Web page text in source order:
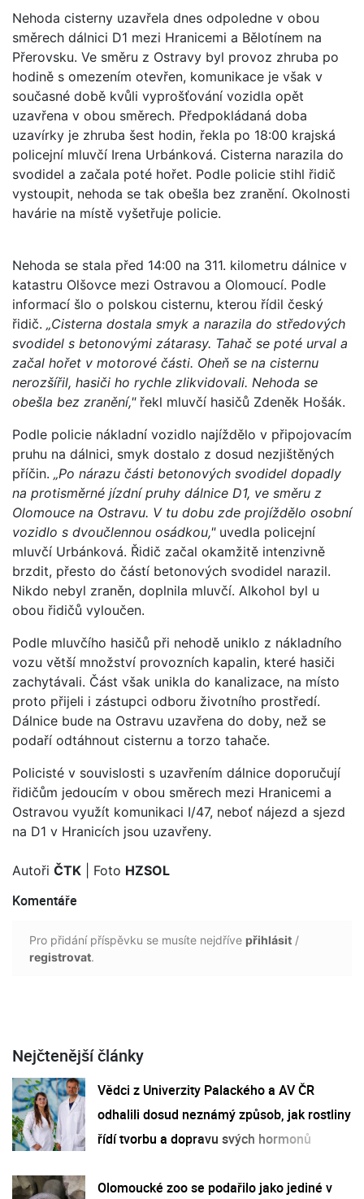
Nehoda cisterny uzavřela dnes odpoledne v obou
směrech dálnici D1 mezi Hranicemi a Bělotínem na
Přerovsku. Ve směru z Ostravy byl provoz zhruba po
hodině s omezením otevřen, komunikace je však v
současné době kvůli vyprošťování vozidla opět
uzavřena v obou směrech. Předpokládaná doba
uzavírky je zhruba šest hodin, řekla po 18:00 krajská
policejní mluvčí Irena Urbánková. Cisterna narazila do
svodidel a začala poté hořet. Podle policie stihl řidič
vystoupit, nehoda se tak obešla bez zranění. Okolnosti
havárie na místě vyšetřuje policie.
Nehoda se stala před 14:00 na 311. kilometru dálnice v
katastru Olšovce mezi Ostravou a Olomoucí. Podle
informací šlo o polskou cisternu, kterou řídil český
řidič. „Cisterna dostala smyk a narazila do středových
svodidel s betonovými zátarasy. Tahač se poté urval a
začal hořet v motorové části. Oheň se na cisternu
nerozšířil, hasiči ho rychle zlikvidovali. Nehoda se
obešla bez zranění,"řekl mluvčí hasičů Zdeněk Hošák.
Podle policie nákladní vozidlo najíždělo v připojovacím
pruhu na dálnici, smyk dostalo z dosud nezjištěných
příčin. „Po nárazu části betonových svodidel dopadly
na protisměrné jízdní pruhy dálnice D1, ve směru z
Olomouce na Ostravu. V tu dobu zde projíždělo osobní
vozidlo s dvoučlennou osádkou," uvedla policejní
mluvčí Urbánková. Řidič začal okamžitě intenzivně
brzdit, přesto do částí betonových svodidel narazil.
Nikdo nebyl zraněn, doplnila mluvčí. Alkohol byl u
obou řidičů vyloučen.
Podle mluvčího hasičů při nehodě uniklo z nákladního
vozu větší množství provozních kapalin, které hasiči
zachytávali. Část však unikla do kanalizace, na místo
proto přijeli i zástupci odboru životního prostředí.
Dálnice bude na Ostravu uzavřena do doby, než se
podaří odtáhnout cisternu a torzo tahače.
Policisté v souvislosti s uzavřením dálnice doporučují
řidičům jedoucím v obou směrech mezi Hranicemi a
Ostravou využít komunikaci I/47, neboť nájezd a sjezd
na D1 v Hranicích jsou uzavřeny.
Autoři ČTK | Foto HZSOL
Komentáře
Pro přidání příspěvku se musíte nejdříve přihlásit /
registrovat.
Nejčtenější články
Vědci z Univerzity Palackého a AV ČR
odhalili dosud neznámý způsob, jak rostliny
řídí tvorbu a dopravu svých hormonů
Olomoucké zoo se podařilo jako jediné v